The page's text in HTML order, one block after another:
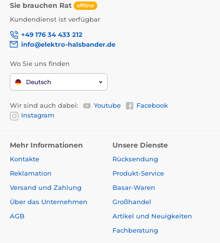
Sie brauchen Rat offline
Kundendienst ist verfügbar
+49 176 34 433 212
info@elektro-halsbander.de
Wo Sie uns finden
Deutsch
Wir sind auch dabei: Youtube
Facebook
Instagram
Mehr Informationen
Kontakte
Reklamation
Versand und Zahlung
Über das Unternehmen
AGB
Unsere Dienste
Rücksendung
Produkt-Service
Basar-Waren
Großhandel
Artikel und Neuigkeiten
Fachberatung